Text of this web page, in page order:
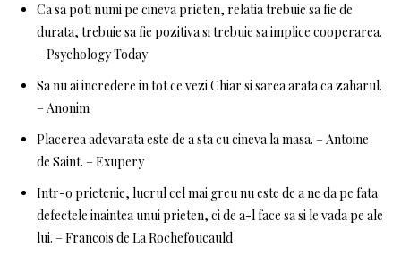
Ca sa poti numi pe cineva prieten, relatia trebuie sa fie de
durata, trebuie sa fie pozitiva si trebuie sa implice cooperarea.
– Psychology Today
Sa nu ai incredere in tot ce vezi.Chiar si sarea arata ca zaharul.
– Anonim
Placerea adevarata este de a sta cu cineva la masa. – Antoine
de Saint. – Exupery
Intr-o prietenie, lucrul cel mai greu nu este de a ne da pe fata
defectele inaintea unui prieten, ci de a-l face sa si le vada pe ale
lui. – Francois de La Rochefoucauld